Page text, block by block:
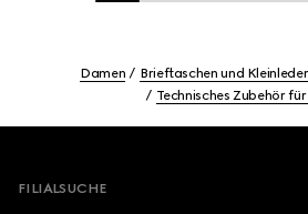
Damen
Brieftaschen und
Technisches Zubehör
FILIALSUCHE